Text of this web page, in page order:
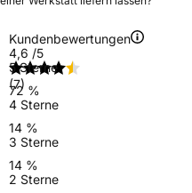
Kundenbewertungen
4,6 /5
(7)
5 Sterne
72 %
4 Sterne
14 %
3 Sterne
14 %
2 Sterne